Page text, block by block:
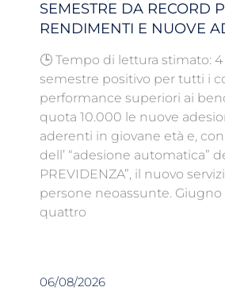
SEMESTRE DA RECORD
RENDIMENTI E NUOVE
🕒 Tempo di lettura stimato:
semestre positivo per tutti i
performance superiori ai
quota 10.000 le nuove
aderenti in giovane età e,
dell’ “adesione automatica”
PREVIDENZA”, il nuovo
persone neoassunte.
quattro
06/08/2026